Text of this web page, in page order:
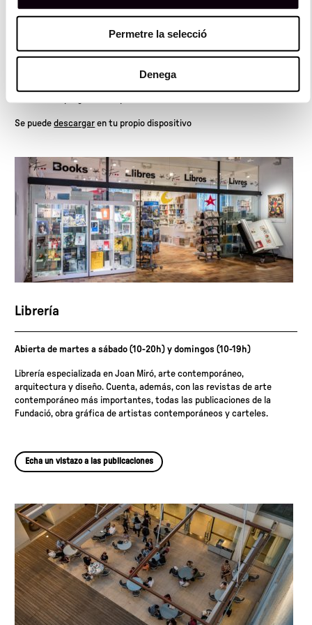
Permetre la selecció
Denega
Joan Miró
detalle las obras más destacadas de Miró, los espacios más
representativos de la arquitectura del museo, el vínculo con el
Se puededescargar en tu propio dispositivo
Librería
Abierta de martes a sábado (10-20h) y domingos (10-19h)
Librería especializada en Joan Miró, arte contemporáneo,
arquitectura y diseño. Cuenta, además, con las revistas de arte
contemporáneo más importantes, todas las publicaciones de la
Fundació, obra gráfica de artistas contemporáneos y carteles.
Echa un vistazo a las publicaciones